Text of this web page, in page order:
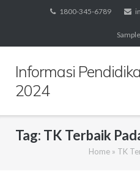
1800-345-6789
Informasi
2024
Tag: TK Terbaik
Home» TK